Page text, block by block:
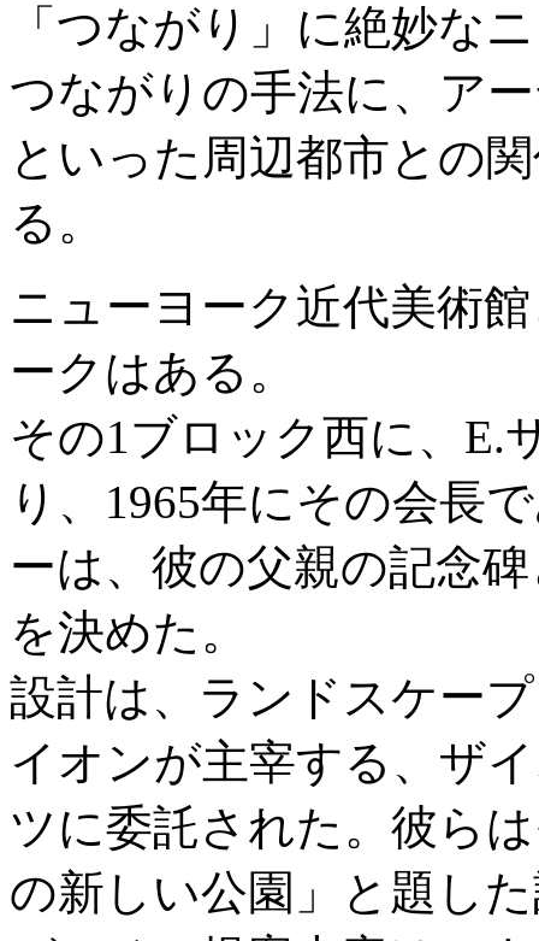
「つながり」に絶妙な
つながりの手法に、ア
といった周辺都市との
る。
ニューヨーク近代美術
ークはある。
その1ブロック西に、E.
り、1965年にその会長
ーは、彼の父親の記念
を決めた。
設計は、ランドスケー
イオンが主宰する、ザ
ツに委託された。彼ら
の新しい公園」と題し